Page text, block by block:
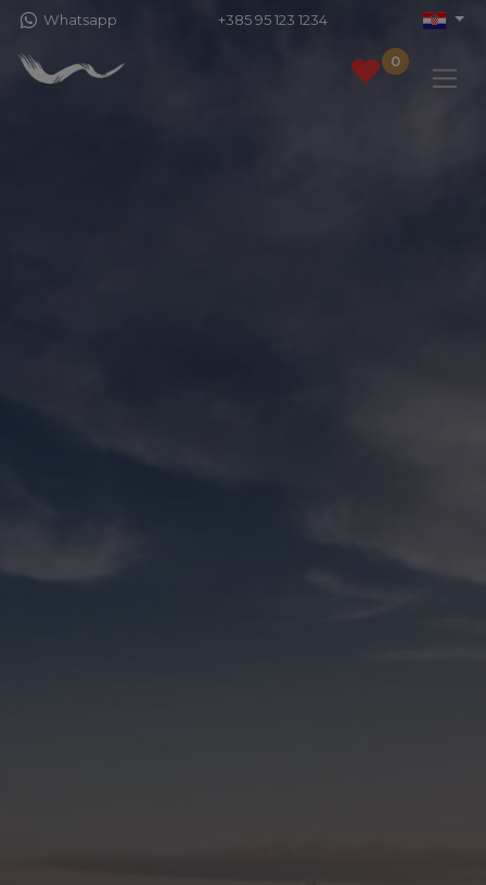
Whatsapp +385 95 123 1234
0